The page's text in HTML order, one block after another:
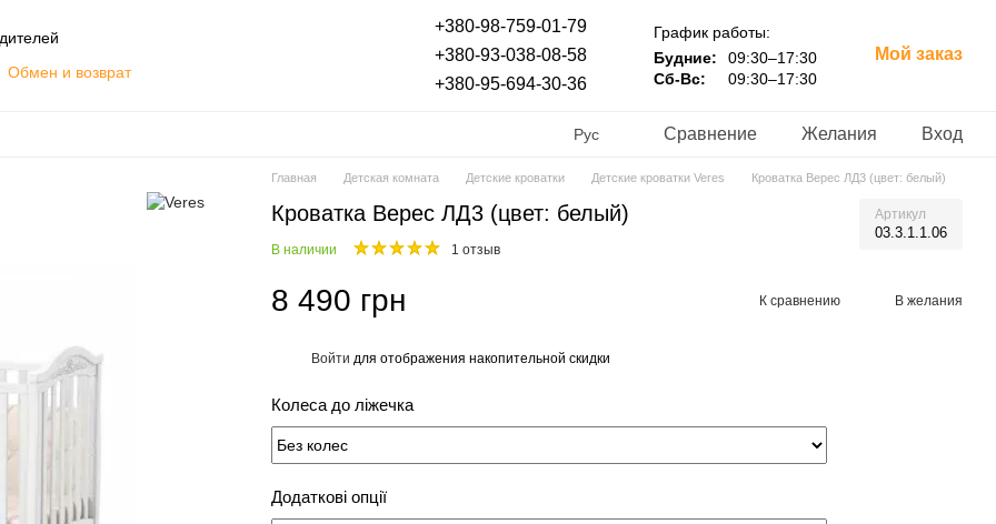
Обмен и возврат
+380-98-759-01-79
+380-93-038-08-58
+380-95-694-30-36
График работы:
Будние:
09:30–17:30
Сб-Вс:
09:30–17:30
Мой заказ
Рус Сравнение Желания Вход
Главная Детская комната Детские кроватки Детские кроватки Veres Кроватка Верес ЛД3 (цвет: белый)
Кроватка Верес ЛД3 (цвет: белый) Артикул
03.3.1.1.06
В наличии 1 отзыв
8 490 грн К сравнению В желания
Войти для отображения накопительной скидки
Колеса до ліжечка
Додаткові опції